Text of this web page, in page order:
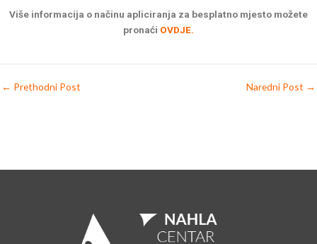
Više informacija o načinu apliciranja za besplatno mjesto možete
pronaći OVDJE.
← Prethodni Post Naredni Post →